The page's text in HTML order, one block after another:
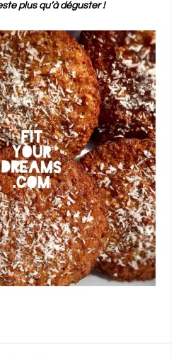
plus qu’à déguster !